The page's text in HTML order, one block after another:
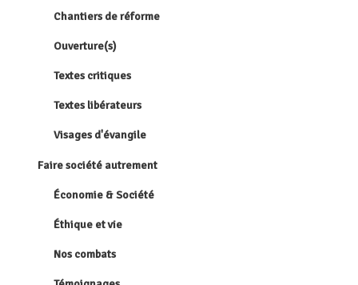
Chantiers de réforme
Ouverture(s)
Textes critiques
Textes libérateurs
Visages d'évangile
Faire société autrement
Économie & Société
Éthique et vie
Nos combats